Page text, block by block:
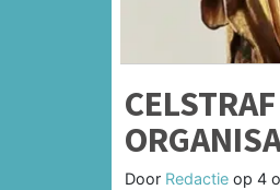
Door Redactie op 4